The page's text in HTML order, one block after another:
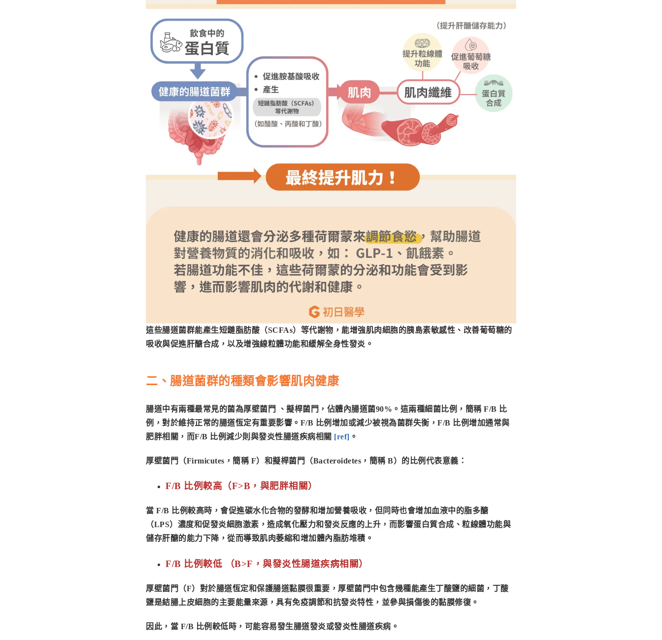
這些腸道菌群能產生短鏈脂肪酸（SCFAs）等代謝物，能增強肌肉細胞的胰島素敏感性、改善葡萄糖的
吸收與促進肝醣合成，以及增強線粒體功能和緩解全身性發炎。
二、 腸道菌群的種類會影響肌肉健康
腸道中有兩種最常見的菌為厚壁菌門 、擬桿菌門，佔體內腸道菌90%。這兩種細菌比例， 簡稱 F/B 比
例 ，對於維持正常的腸道恆定有重要影響。 F/B 比例增加或減少被視為菌群失衡 ，F/B 比例增加通常與
肥胖相關，而F/B 比例減少則與發炎性腸道疾病相關 [ref] 。
厚壁菌門（Firmicutes，簡稱 F）和擬桿菌門（Bacteroidetes，簡稱 B）的比例代表意義：
F/B 比例較高 （F>B，與肥胖相關）
當 F/B 比例較高時，會促進碳水化合物的發酵和增加營養吸收，但同時也會增加血液中的脂多醣
（LPS）濃度和促發炎細胞激素，造成氧化壓力和發炎反應的上升，而影響蛋白質合成、粒線體功能與
儲存肝醣的能力下降，從而導致肌肉萎縮和增加體內脂肪堆積。
F/B 比例較低 （B>F，與發炎性腸道疾病相關）
厚壁菌門（F）對於腸道恆定和保護腸道黏膜很重要，厚壁菌門中包含幾種能產生丁酸鹽的細菌，丁酸
鹽是結腸上皮細胞的主要能量來源，具有免疫調節和抗發炎特性，並參與損傷後的黏膜修復。
因此，當 F/B 比例較低時，可能容易發生腸道發炎或發炎性腸道疾病。